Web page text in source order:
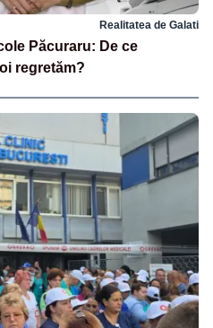
Realitatea de Galati
Păcuraru: De ce
regretăm?